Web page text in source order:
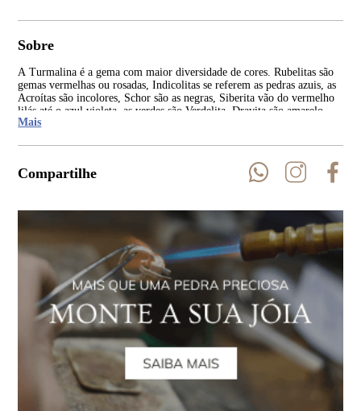
Sobre
A Turmalina é a gema com maior diversidade de cores. Rubelitas são
gemas vermelhas ou rosadas, Indicolitas se referem as pedras azuis, as
Acroítas são incolores, Schor são as negras, Siberita vão do vermelho
lilás até o azul violeta, as verdes são Verdelita, Dravita são amarelo-
castanho a amarelo escuro.
Mais
Compartilhe